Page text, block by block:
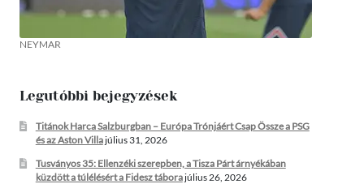
NEYMAR
Legutóbbi bejegyzések
Titánok Harca Salzburgban – Európa Trónjáért Csap Össze a PSG
és az Aston Villajúlius 31, 2026
Tusványos 35: Ellenzéki szerepben, a Tisza Párt árnyékában
küzdött a túlélésért a Fidesz táborajúlius 26, 2026